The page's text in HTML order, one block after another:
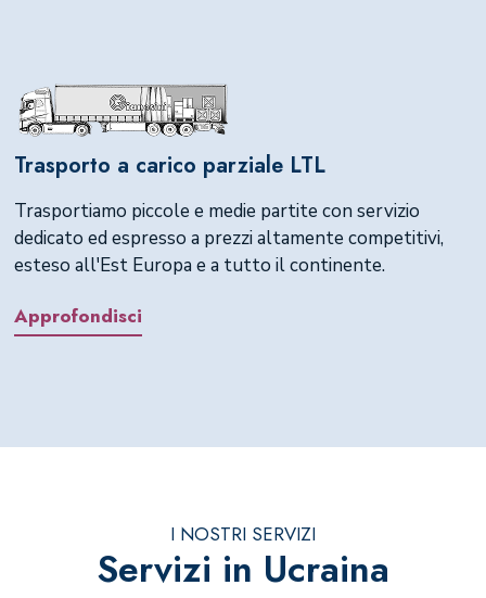
Trasporto a carico parziale LTL
Trasportiamo piccole e medie partite con servizio
dedicato ed espresso a prezzi altamente competitivi,
esteso all'Est Europa e a tutto il continente.
Approfondisci
I NOSTRI SERVIZI
Servizi in Ucraina